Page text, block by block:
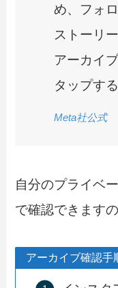
め、フォ
ストーリ
アーカイ
タップす
Meta社公式
自分のプライベ
で確認できます
アーカイブ確認手